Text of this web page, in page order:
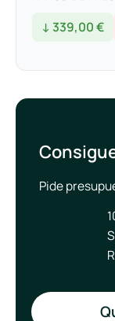
↓ 339,00 €
Pide